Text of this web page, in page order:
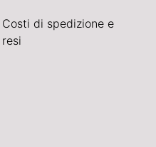
Costi di spedizione e
resi